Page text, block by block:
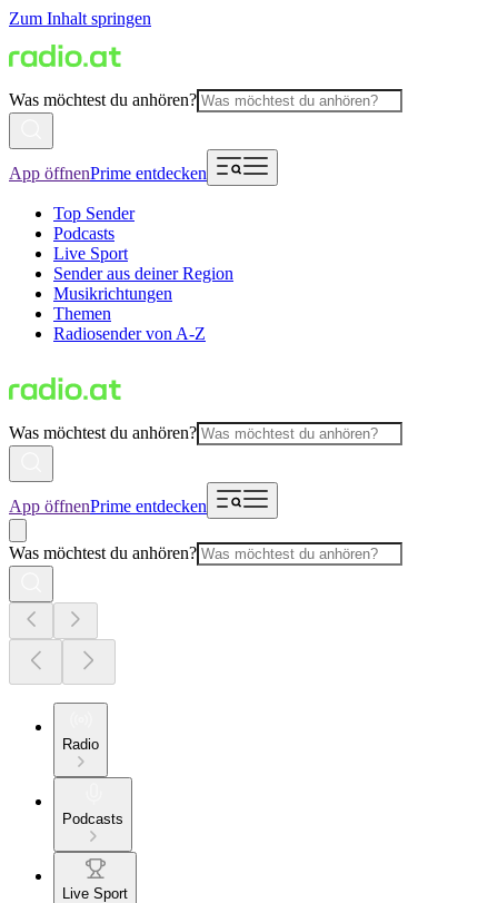
Zum Inhalt springen
Was möchtest du anhören?
App öffnenPrime entdecken
Top Sender
Podcasts
Live Sport
Sender aus deiner Region
Musikrichtungen
Themen
Radiosender von A-Z
Was möchtest du anhören?
App öffnenPrime entdecken
Was möchtest du anhören?
Radio
Podcasts
Live Sport